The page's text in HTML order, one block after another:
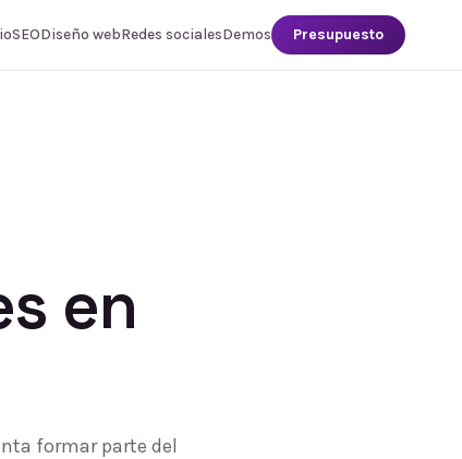
SEODiseño webRedes socialesDemos Presupuesto
en
formar parte del